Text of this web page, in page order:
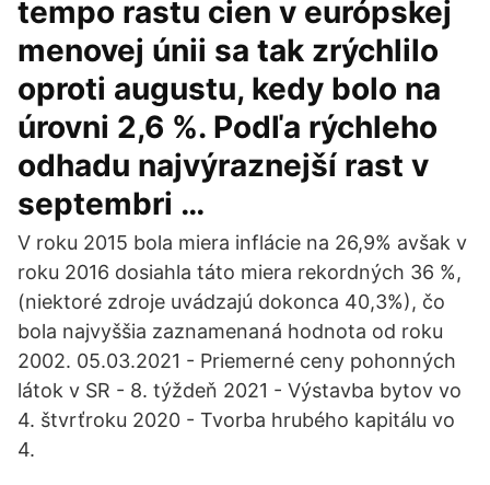
tempo rastu cien v európskej
menovej únii sa tak zrýchlilo
oproti augustu, kedy bolo na
úrovni 2,6 %. Podľa rýchleho
odhadu najvýraznejší rast v
septembri …
V roku 2015 bola miera inflácie na 26,9% avšak v
roku 2016 dosiahla táto miera rekordných 36 %,
(niektoré zdroje uvádzajú dokonca 40,3%), čo
bola najvyššia zaznamenaná hodnota od roku
2002. 05.03.2021 - Priemerné ceny pohonných
látok v SR - 8. týždeň 2021 - Výstavba bytov vo
4. štvrťroku 2020 - Tvorba hrubého kapitálu vo
4.